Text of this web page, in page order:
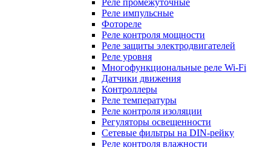
Реле промежуточные
Реле импульсные
Фотореле
Реле контроля мощности
Реле защиты электродвигателей
Реле уровня
Многофункциональные реле Wi-Fi
Датчики движения
Контроллеры
Реле температуры
Реле контроля изоляции
Регуляторы освещенности
Сетевые фильтры на DIN-рейку
Реле контроля влажности